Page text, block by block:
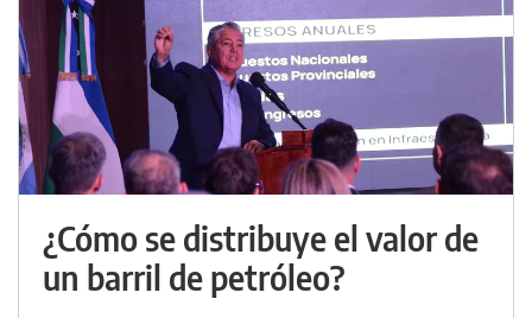
¿Cómo se distribuye el valor de
un barril de petróleo?